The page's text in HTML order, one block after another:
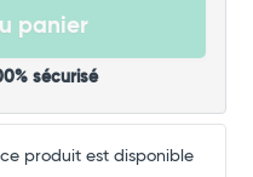
panier
sécurisé
produit est disponible